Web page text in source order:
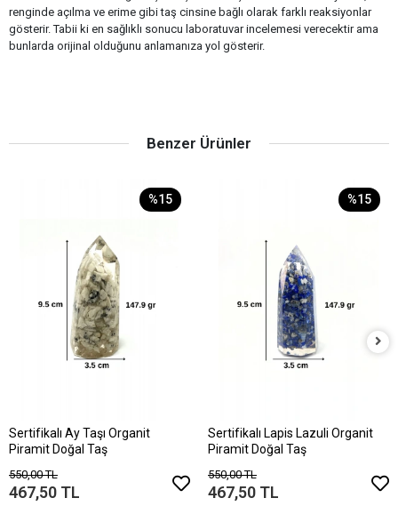
renginde açılma ve erime gibi taş cinsine bağlı olarak farklı reaksiyonlar
gösterir. Tabii ki en sağlıklı sonucu laboratuvar incelemesi verecektir ama
bunlarda orijinal olduğunu anlamanıza yol gösterir.
Benzer Ürünler
%15
Sertifikalı Ay Taşı Organit
Piramit Doğal Taş
550,00 TL
467,50 TL
%15
Sertifikalı Lapis Lazuli Organit
Piramit Doğal Taş
550,00 TL
467,50 TL